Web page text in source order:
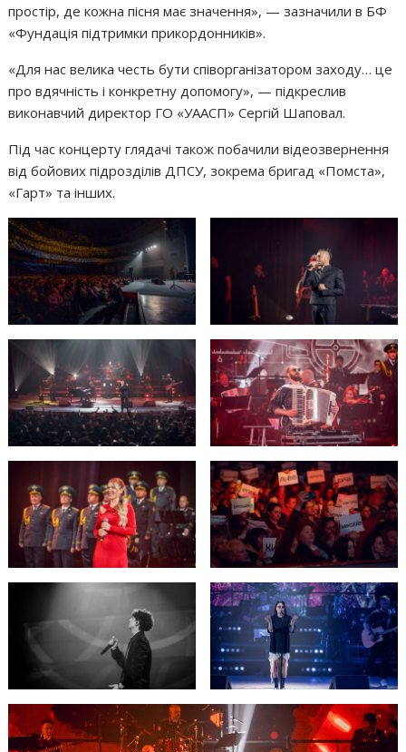
простір, де кожна пісня має значення», — зазначили в БФ
«Фундація підтримки прикордонників».
«Для нас велика честь бути співорганізатором заходу… це
про вдячність і конкретну допомогу», — підкреслив
виконавчий директор ГО «УААСП» Сергій Шаповал.
Під час концерту глядачі також побачили відеозвернення
від бойових підрозділів ДПСУ, зокрема бригад «Помста»,
«Гарт» та інших.